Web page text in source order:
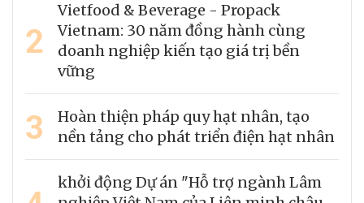
2
Vietfood & Beverage - Propack
Vietnam: 30 năm đồng hành cùng
doanh nghiệp kiến tạo giá trị bền
vững
3
Hoàn thiện pháp quy hạt nhân, tạo
nền tảng cho phát triển điện hạt nhân
khởi động Dự án "Hỗ trợ ngành Lâm